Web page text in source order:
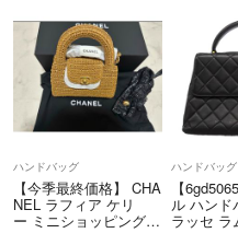
しているため、偽物とは言えま
付属品の記載に「箱」や「保存
確認下さい。
ご不明な点はコメントにてご質
通気性が良い場所で一点づつ大
【発送について】
ハンドバッグ
【今季最終価格】 CHA
NEL ラフィア ケリ
ー ミニショッピングバ
ハンドバッグ
【
ル ハンド
ラッセ ラ